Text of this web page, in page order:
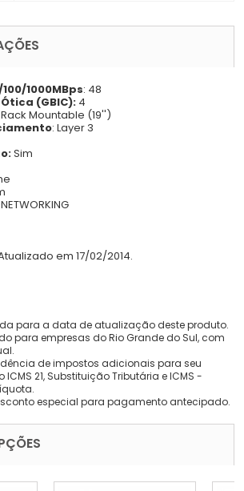
1000MBps: 48
(GBIC): 4
Rack Mountable (19'')
: Layer 3
Sim
em 17/02/2014.
para a data de atualização deste produto.
para empresas do Rio Grande do Sul, com
de impostos adicionais para seu
ICMS 21, Substituição Tributária e ICMS -
especial para pagamento antecipado.